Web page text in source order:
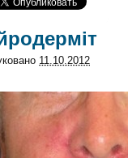
11.10.2012